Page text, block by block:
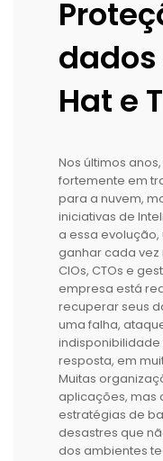
dados
Hat e
Nos últimos
fortemente em
para a nuvem,
iniciativas de
a essa
ganhar cada
CIOs, CTOs e
empresa está
recuperar seus
uma falha,
resposta, em
Muitas
aplicações, mas
estratégias de
desastres que
dos ambientes